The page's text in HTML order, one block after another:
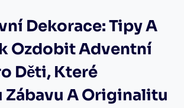
Dekorace: Tipy A
Ozdobit Adventní
Děti, Které
Zábavu A Originalitu